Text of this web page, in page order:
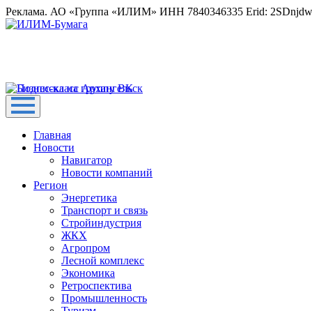
Реклама. АО «Группа «ИЛИМ» ИНН 7840346335 Erid:
Главная
Новости
Навигатор
Новости компаний
Регион
Энергетика
Транспорт и связь
Стройиндустрия
ЖКХ
Агропром
Лесной комплекс
Экономика
Ретроспектива
Промышленность